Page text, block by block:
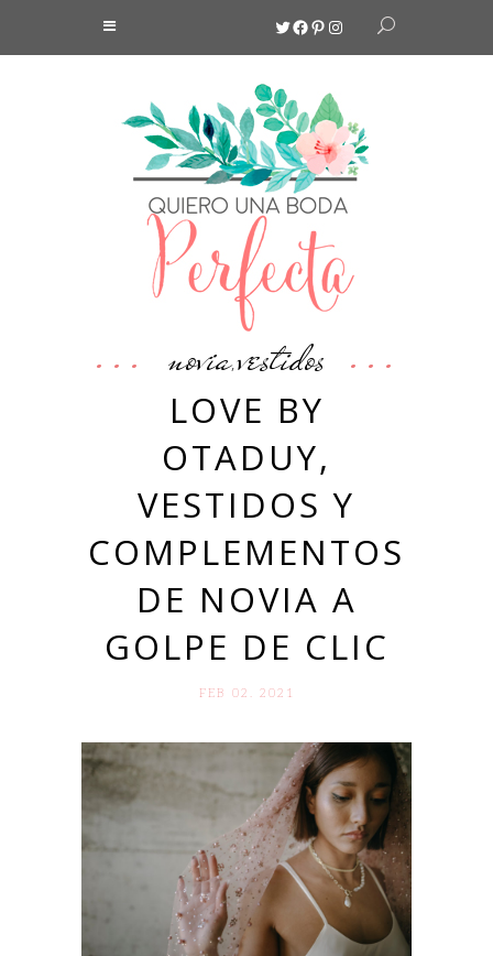
Twitter
Facebook
Pinterest
Instagram
novia,vestidos
LOVE BY
OTADUY,
VESTIDOS Y
COMPLEMENTOS
DE NOVIA A
GOLPE DE CLIC
FEB 02. 2021